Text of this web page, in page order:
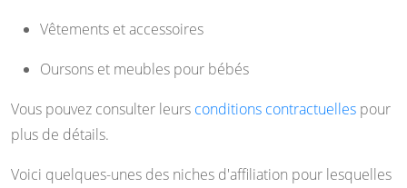
Vêtements et accessoires
Oursons et meubles pour bébés
Vous pouvez consulter leurs conditions contractuelles pour
plus de détails.
Voici quelques-unes des niches d'affiliation pour lesquelles